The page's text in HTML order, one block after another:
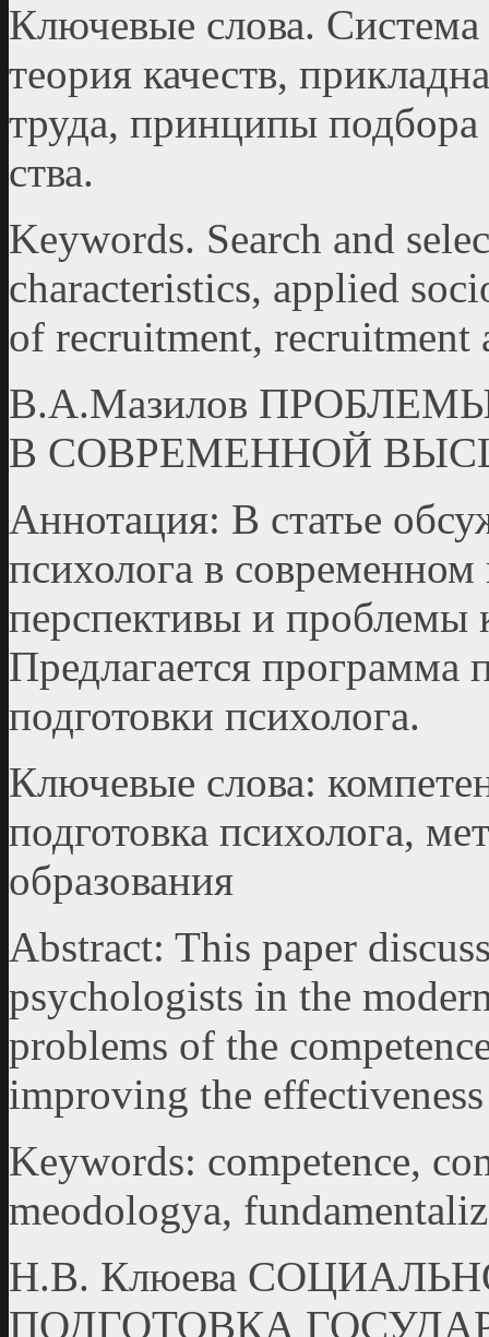
Ключевые слова. Система
теория качеств,
труда, принципы
ства.
Keywords. Search and
characteristics, applied
of recruitment, recruitment
В.А.Мазилов
В СОВРЕМЕННОЙ
Аннотация: В статье
психолога в
перспективы и проблемы
Предлагается
подготовки психолога.
Ключевые слова:
подготовка психолога,
образования
Abstract: This paper
psychologists in the
problems of the
improving the
Keywords: competence,
meodologya,
Н.В. Клюева
ПОДГОТОВКА